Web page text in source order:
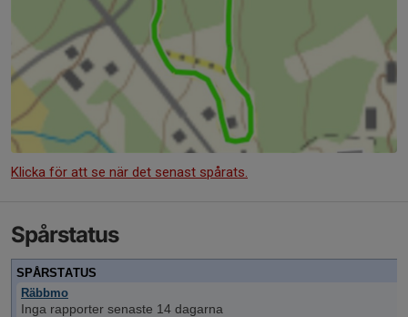
Klicka för att se när det senast spårats.
Spårstatus
SPÅRSTATUS
Räbbmo
Inga rapporter senaste 14 dagarna